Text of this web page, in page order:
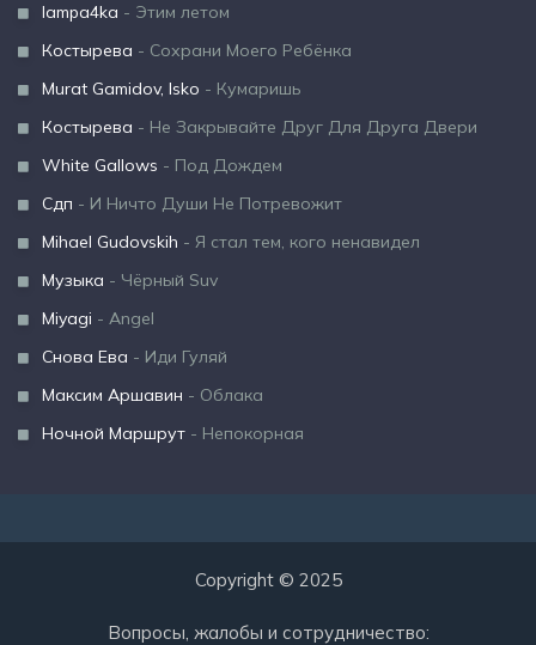
lampa4ka - Этим летом
Костырева - Сохрани Моего Ребёнка
Murat Gamidov, Isko - Кумаришь
Костырева - Не Закрывайте Друг Для Друга Двери
White Gallows - Под Дождем
Сдп - И Ничто Души Не Потревожит
Mihael Gudovskih - Я стал тем, кого ненавидел
Музыка - Чёрный Suv
Miyagi - Angel
Снова Ева - Иди Гуляй
Максим Аршавин - Облака
Ночной Маршрут - Непокорная
Copyright © 2025
Вопросы, жалобы и сотрудничество: